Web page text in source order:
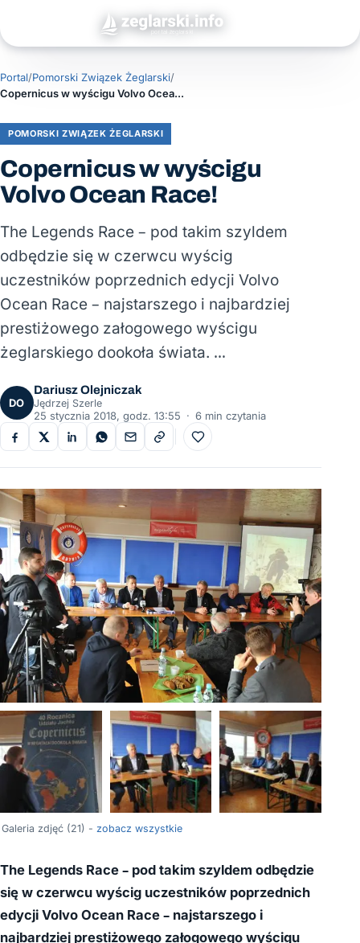
Portal/Pomorski Związek Żeglarski/
Copernicus w wyścigu Volvo Ocean Race!
POMORSKI ZWIĄZEK ŻEGLARSKI
Copernicus w wyścigu
Volvo Ocean Race!
The Legends Race – pod takim szyldem
odbędzie się w czerwcu wyścig
uczestników poprzednich edycji Volvo
Ocean Race – najstarszego i najbardziej
prestiżowego załogowego wyścigu
żeglarskiego dookoła świata. …
DO
Dariusz Olejniczak
Jędrzej Szerle
25 stycznia 2018, godz. 13:55 · 6 min czytania
Do ulubionych
Galeria zdjęć (21) - zobacz wszystkie
The Legends Race – pod takim szyldem odbędzie
się w czerwcu wyścig uczestników poprzednich
edycji Volvo Ocean Race – najstarszego i
najbardziej prestiżowego załogowego wyścigu